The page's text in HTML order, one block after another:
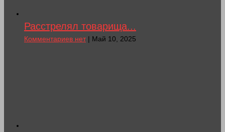
Расстрелял товарища...
Комментариев нет| Май 10, 2025